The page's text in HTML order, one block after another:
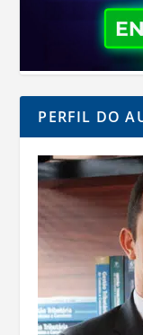
PERFIL DO